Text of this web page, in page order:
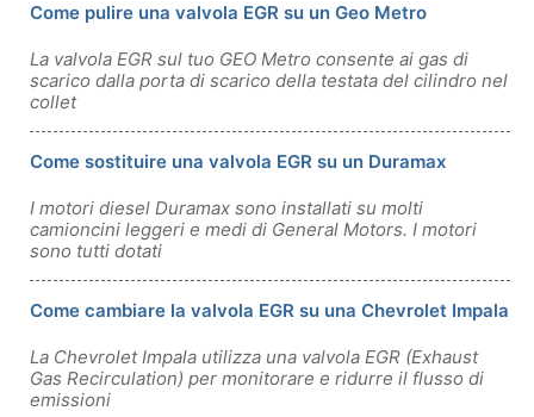
Come pulire una valvola EGR su un Geo Metro
La valvola EGR sul tuo GEO Metro consente ai gas di
scarico dalla porta di scarico della testata del cilindro nel
collet
Come sostituire una valvola EGR su un Duramax
I motori diesel Duramax sono installati su molti
camioncini leggeri e medi di General Motors. I motori
sono tutti dotati
Come cambiare la valvola EGR su una Chevrolet Impala
La Chevrolet Impala utilizza una valvola EGR (Exhaust
Gas Recirculation) per monitorare e ridurre il flusso di
emissioni